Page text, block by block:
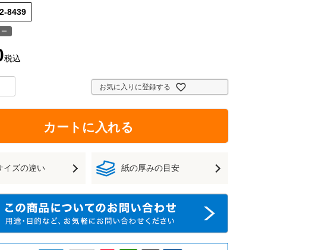
8439
税込
お気に入りに登録する
カートに入れる
イズの違い 紙の厚みの目安